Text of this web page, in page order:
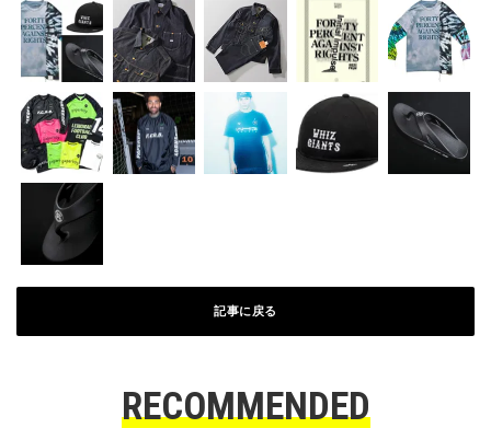
記事に戻る
RECOMMENDED